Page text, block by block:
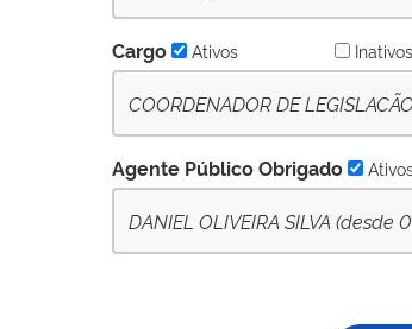
Cargo Ativos Inativos
COORDENADOR DE
Agente Público Obrigado
DANIEL OLIVEIRA SILVA